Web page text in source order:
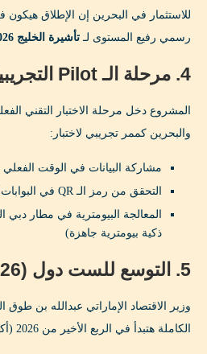
الجاليات الآسيوية
التحديات اللي واجهت المشروع 🚧
2. التحديات الأمنية
3. التحديات السيادية
متى هتتاح GCC Grand Tours Visa للتقديم رسمياً؟
رسمي رفيع المستوى لـ تأشيرة الخليج 2026
4. مرحلة الـ Pilot التجريبية (فبراير 2026)
المشروع دخل مرحلة الاختبار التقني
والبحرين كممر تجريبي لاختبار:
مشاركة البيانات في الوقت الفعلي
التحقق من رمز الـ QR في البوابات الذكية
ذكية بيومترية جاهزة)
5. التوسع للست دول (Q4 2026 – متوقع)
وزير الاقتصاد الإماراتي عبدالله بن طوق
الكاملة هتبدأ في الربع الأخير من 2026 (أكتوبر-ديسمبر).